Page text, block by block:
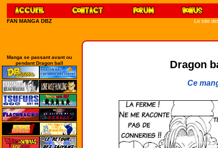
FAN MANGA DBZ Le site
Manga se passant avant ou
pendant Dragon ball
Dragon
Ce